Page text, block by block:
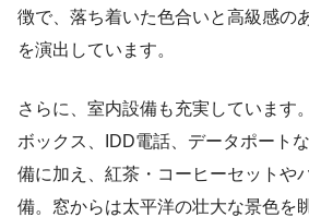
徴で、落ち着いた色合いと高級感の
を演出しています。
さらに、室内設備も充実しています
ボックス、IDD電話、データポート
備に加え、紅茶・コーヒーセットや
備。窓からは太平洋の壮大な景色を